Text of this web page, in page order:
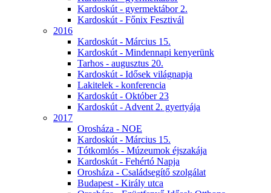
Kardoskút - gyermektábor 2.
Kardoskút - Főnix Fesztivál
2016
Kardoskút - Március 15.
Kardoskút - Mindennapi kenyerünk
Tarhos - augusztus 20.
Kardoskút - Idősek világnapja
Lakitelek - konferencia
Kardoskút - Október 23
Kardoskút - Advent 2. gyertyája
2017
Orosháza - NOE
Kardoskút - Március 15.
Tótkomlós - Múzeumok éjszakája
Kardoskút - Fehértó Napja
Orosháza - Családsegítő szolgálat
Budapest - Király utca